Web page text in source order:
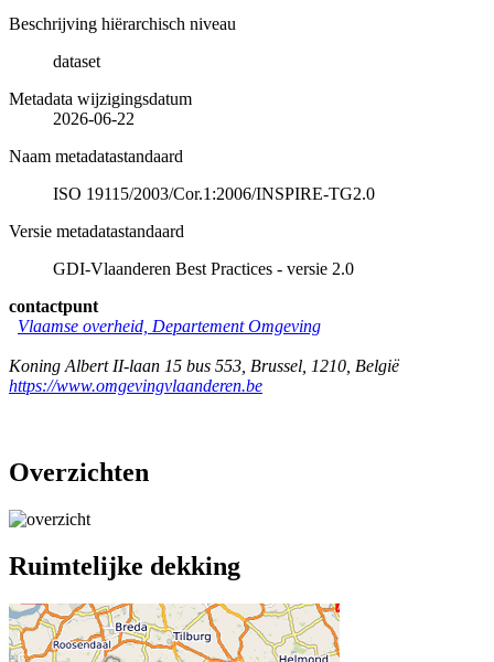
Beschrijving hiërarchisch niveau
dataset
Metadata wijzigingsdatum
2026-06-22
Naam metadatastandaard
ISO 19115/2003/Cor.1:2006/INSPIRE-TG2.0
Versie metadatastandaard
GDI-Vlaanderen Best Practices - versie 2.0
contactpunt
Vlaamse overheid, Departement Omgeving
Koning Albert II-laan 15 bus 553 Brussel 1210 België
https://www.omgevingvlaanderen.be
Overzichten
Ruimtelijke dekking